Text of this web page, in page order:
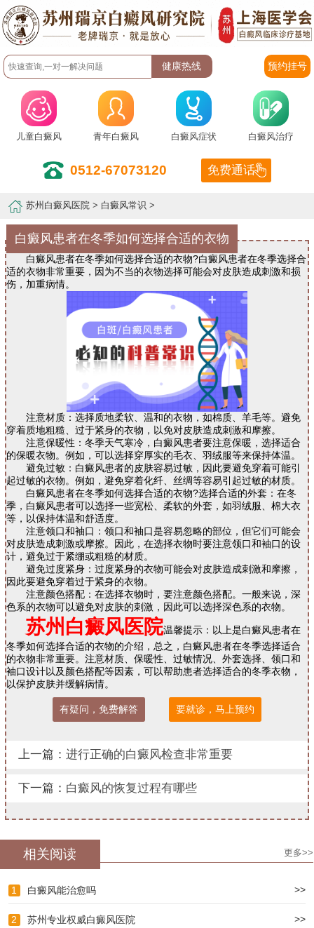
预约挂号
儿童白癜风 青年白癜风 白癜风症状 白癜风治疗
0512-67073120 免费通话
苏州白癜风医院 > 白癜风常识 >
白癜风患者在冬季如何选择合适的衣物
白癜风患者在冬季如何选择合适的衣物?白癜风患者在冬季选择合
适的衣物非常重要，因为不当的衣物选择可能会对皮肤造成刺激和损
伤，加重病情。
注意材质：选择质地柔软、温和的衣物，如棉质、羊毛等。避免
穿着质地粗糙、过于紧身的衣物，以免对皮肤造成刺激和摩擦。
注意保暖性：冬季天气寒冷，白癜风患者要注意保暖，选择适合
的保暖衣物。例如，可以选择穿厚实的毛衣、羽绒服等来保持体温。
避免过敏：白癜风患者的皮肤容易过敏，因此要避免穿着可能引
起过敏的衣物。例如，避免穿着化纤、丝绸等容易引起过敏的材质。
白癜风患者在冬季如何选择合适的衣物?选择合适的外套：在冬
季，白癜风患者可以选择一些宽松、柔软的外套，如羽绒服、棉大衣
等，以保持体温和舒适度。
注意领口和袖口：领口和袖口是容易忽略的部位，但它们可能会
对皮肤造成刺激或摩擦。因此，在选择衣物时要注意领口和袖口的设
计，避免过于紧绷或粗糙的材质。
避免过度紧身：过度紧身的衣物可能会对皮肤造成刺激和摩擦，
因此要避免穿着过于紧身的衣物。
注意颜色搭配：在选择衣物时，要注意颜色搭配。一般来说，深
色系的衣物可以避免对皮肤的刺激，因此可以选择深色系的衣物。
苏州白癜风医院温馨提示：以上是白癜风患者在
冬季如何选择合适的衣物的介绍，总之，白癜风患者在冬季选择适合
的衣物非常重要。注意材质、保暖性、过敏情况、外套选择、领口和
袖口设计以及颜色搭配等因素，可以帮助患者选择适合的冬季衣物，
以保护皮肤并缓解病情。
有疑问，免费解答 要就诊，马上预约
上一篇： 进行正确的白癜风检查非常重要
下一篇： 白癜风的恢复过程有哪些
相关阅读 更多>>
1 白癜风能治愈吗 >>
2 苏州专业权威白癜风医院 >>